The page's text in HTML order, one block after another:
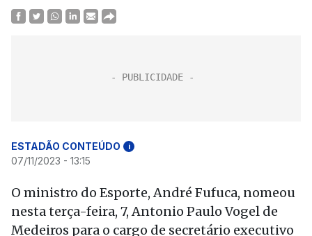
ESTADÃO CONTEÚDO i
07/11/2023 - 13:15
O ministro do Esporte, André Fufuca, nomeou
nesta terça-feira, 7, Antonio Paulo Vogel de
Medeiros para o cargo de secretário executivo